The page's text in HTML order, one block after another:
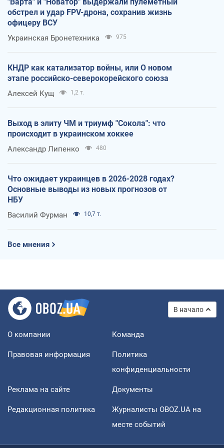
обстрел и удар FPV-дрона, сохранив жизнь
офицеру ВСУ
Украинская Бронетехника 975
КНДР как катализатор войны, или О новом
этапе российско-северокорейского союза
Алексей Кущ 1,2 т.
Выход в элиту ЧМ и триумф "Сокола": что
происходит в украинском хоккее
Александр Липенко 480
Что ожидает украинцев в 2026-2028 годах?
Основные выводы из новых прогнозов от
НБУ
Василий Фурман 10,7 т.
Все мнения
В начало
О компании Команда
Правовая информация
Политика
конфиденциальности
Реклама на сайте Документы
Редакционная политика
Журналисты OBOZ.UA на
месте событий